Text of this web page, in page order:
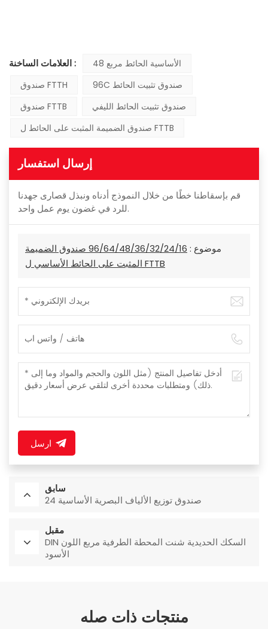
العلامات الساخنة :
48 الأساسية الحائط مربع
صندوق FTTH
96C صندوق تثبيت الحائط
صندوق FTTB
صندوق تثبيت الحائط الليفي
صندوق الضميمة المثبت على الحائط ل FTTB
إرسال استفسار
قم بإسقاطنا خطًا من خلال النموذج أدناه ونبذل قصارى جهدنا
للرد في غضون يوم عمل واحد.
موضوع :
96/64/48/36/32/24/16 صندوق الضميمة
المثبت على الحائط الأساسي ل FTTB
ارسل
سابق
24 صندوق توزيع الألياف البصرية الأساسية
مقبل
DIN السكك الحديدية شنت المحطة الطرفية مربع اللون
الأسود
منتجات ذات صله